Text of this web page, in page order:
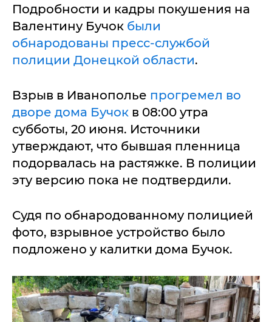
Подробности и кадры покушения на
Валентину Бучок были
обнародованы пресс-службой
полиции Донецкой области.
Взрыв в Иванополье прогремел во
дворе дома Бучок в 08:00 утра
субботы, 20 июня. Источники
утверждают, что бывшая пленница
подорвалась на растяжке. В полиции
эту версию пока не подтвердили.
Судя по обнародованному полицией
фото, взрывное устройство было
подложено у калитки дома Бучок.